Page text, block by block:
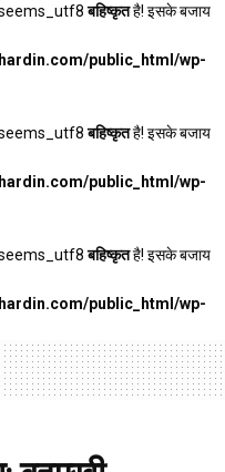
seems_utf8बहिष्कृतहै! इसके बजाय
public_html/wp-
seems_utf8बहिष्कृतहै! इसके बजाय
public_html/wp-
seems_utf8बहिष्कृतहै! इसके बजाय
public_html/wp-